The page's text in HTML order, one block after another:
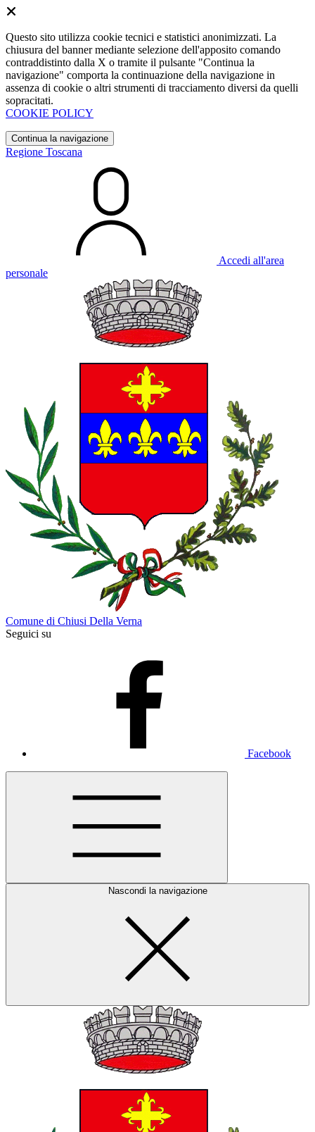
Questo sito utilizza cookie tecnici e statistici anonimizzati. La
chiusura del banner mediante selezione dell'apposito comando
contraddistinto dalla X o tramite il pulsante "Continua la
navigazione" comporta la continuazione della navigazione in
assenza di cookie o altri strumenti di tracciamento diversi da quelli
sopracitati.
COOKIE POLICY
Continua la navigazione
Regione Toscana
Accedi all'area
personale
Comune di Chiusi Della Verna
Seguici su
Facebook
Nascondi la navigazione